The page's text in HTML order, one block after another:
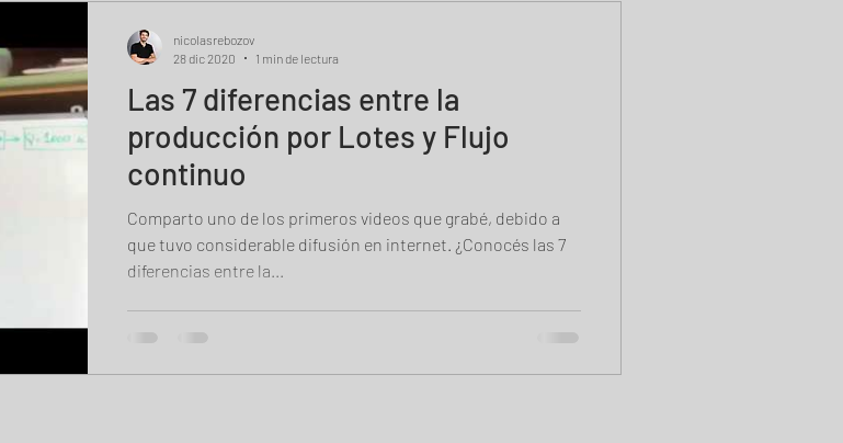
Las 7 diferencias entre la
producción por Lotes y Flujo
continuo
Comparto uno de los primeros videos que grabé, debido a
que tuvo considerable difusión en internet. ¿Conocés las 7
diferencias entre la...
nicolasrebozov
28 dic 2020
1 min de lectura